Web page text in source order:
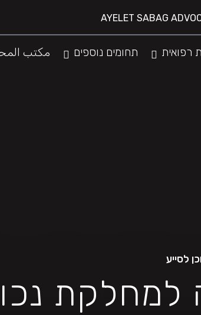
AYELET SABAG
רפואית תחומים נוספים مكتب
למחלקת
לסייע